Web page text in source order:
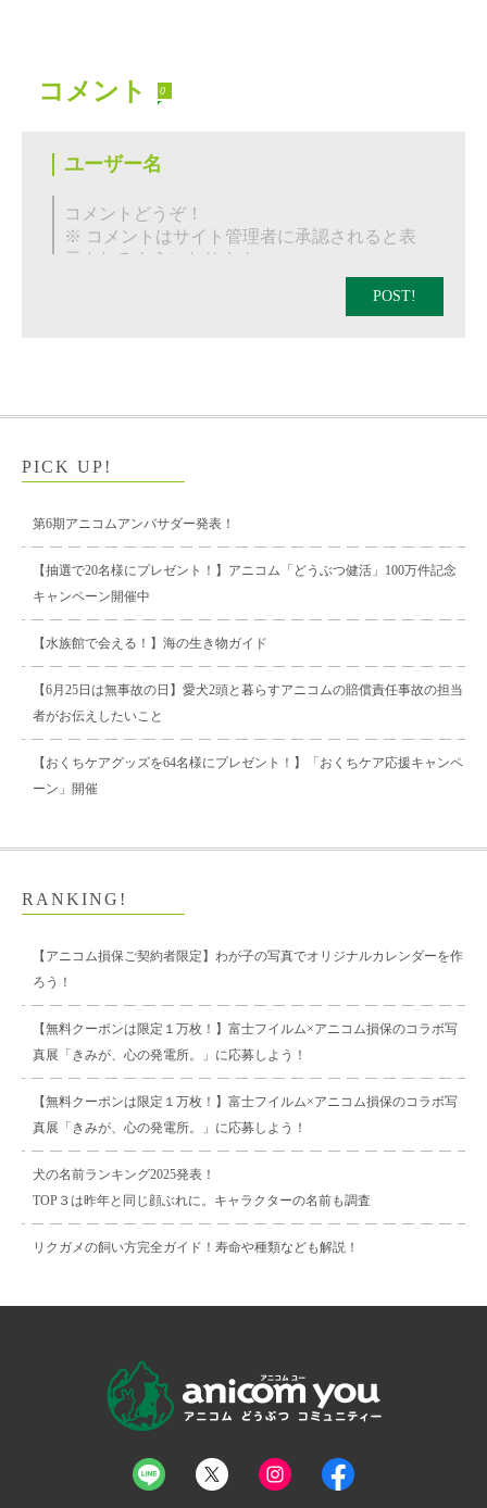
コメント 0
POST!
PICK UP!
第6期アニコムアンバサダー発表！
【抽選で20名様にプレゼント！】アニコム「どうぶつ健活」100万件記念
キャンペーン開催中
【水族館で会える！】海の生き物ガイド
【6月25日は無事故の日】愛犬2頭と暮らすアニコムの賠償責任事故の担当
者がお伝えしたいこと
【おくちケアグッズを64名様にプレゼント！】「おくちケア応援キャンペ
ーン」開催
RANKING!
【アニコム損保ご契約者限定】わが子の写真でオリジナルカレンダーを作
ろう！
【無料クーポンは限定１万枚！】富士フイルム×アニコム損保のコラボ写
真展「きみが、心の発電所。」に応募しよう！
【無料クーポンは限定１万枚！】富士フイルム×アニコム損保のコラボ写
真展「きみが、心の発電所。」に応募しよう！
犬の名前ランキング2025発表！
TOP３は昨年と同じ顔ぶれに。キャラクターの名前も調査
リクガメの飼い方完全ガイド！寿命や種類なども解説！